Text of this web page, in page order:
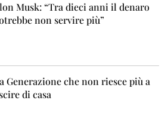
Musk: “Tra dieci anni il denaro
non servire più”
Generazione che non riesce più a
di casa